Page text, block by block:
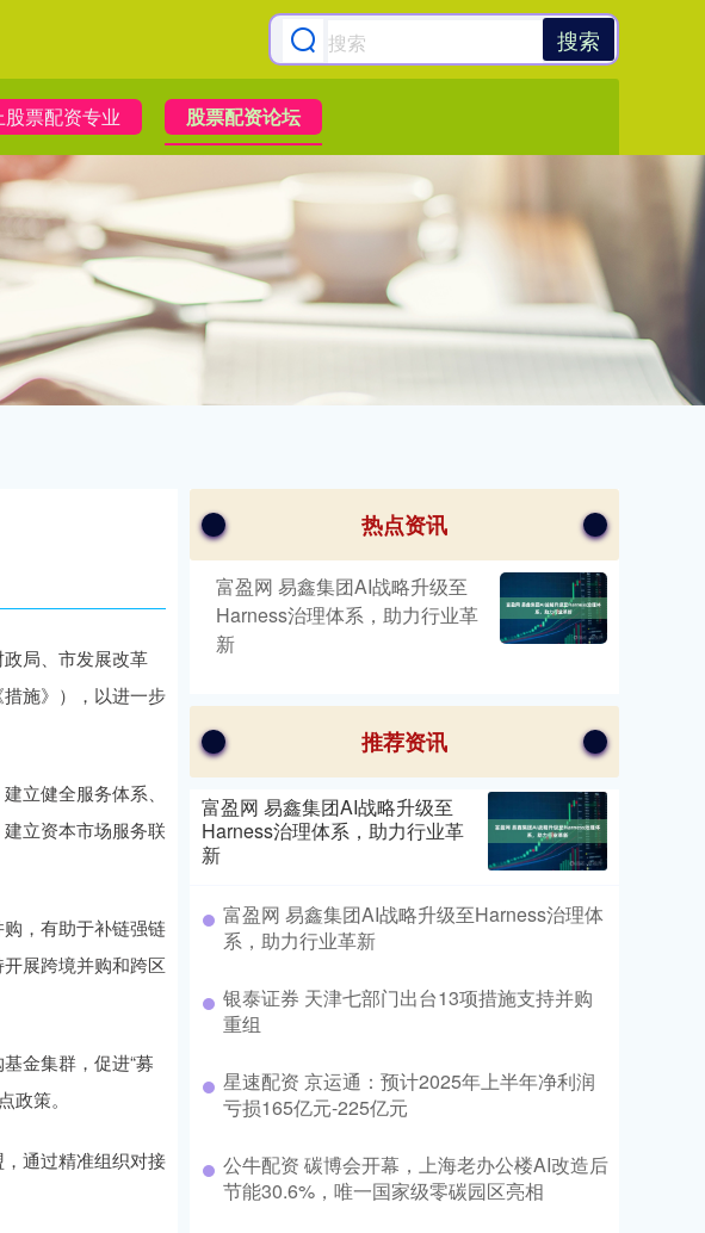
搜索
股票配资专业 股票配资论坛
局、市发展改革
施》），以进一步
立健全服务体系、
立资本市场服务联
，有助于补链强链
展跨境并购和跨区
金集群，促进“募
策。
通过精准组织对接
热点资讯
富盈网 易鑫集团AI战略升级至
Harness治理体系，助力行业革
新
推荐资讯
富盈网 易鑫集团AI战略升级至
Harness治理体系，助力行业革
新
富盈网 易鑫集团AI战略升级至Harness治理体
系，助力行业革新
银泰证券 天津七部门出台13项措施支持并购
重组
星速配资 京运通：预计2025年上半年净利润
亏损165亿元-225亿元
公牛配资 碳博会开幕，上海老办公楼AI改造后
节能30.6%，唯一国家级零碳园区亮相